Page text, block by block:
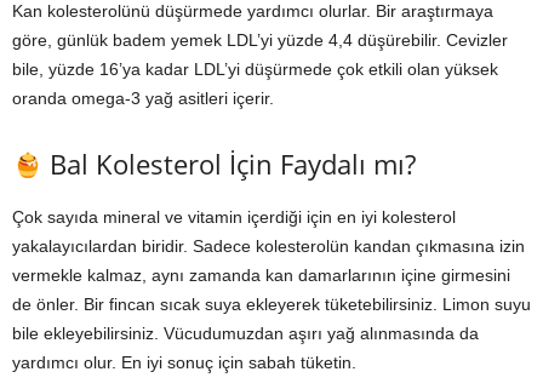
Kan kolesterolünü düşürmede yardımcı olurlar. Bir araştırmaya
göre, günlük badem yemek LDL’yi yüzde 4,4 düşürebilir. Cevizler
bile, yüzde 16’ya kadar LDL’yi düşürmede çok etkili olan yüksek
oranda omega-3 yağ asitleri içerir.
Bal Kolesterol İçin Faydalı mı?
Çok sayıda mineral ve vitamin içerdiği için en iyi kolesterol
yakalayıcılardan biridir. Sadece kolesterolün kandan çıkmasına izin
vermekle kalmaz, aynı zamanda kan damarlarının içine girmesini
de önler. Bir fincan sıcak suya ekleyerek tüketebilirsiniz. Limon suyu
bile ekleyebilirsiniz. Vücudumuzdan aşırı yağ alınmasında da
yardımcı olur. En iyi sonuç için sabah tüketin.